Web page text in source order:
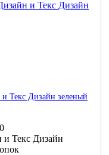
Текс Дизайн зеленый
и Текс Дизайн